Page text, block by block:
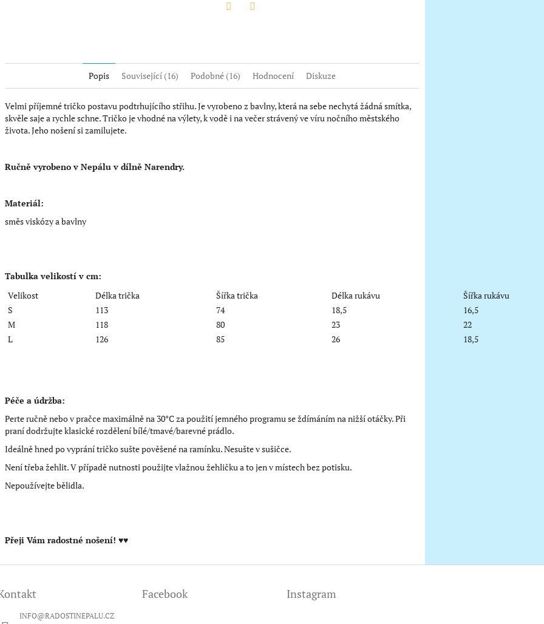
Popis Související (16) Podobné (16) Hodnocení Diskuze
Velmi příjemné tričko postavu podtrhujícího střihu. Je vyrobeno z bavlny, která na sebe nechytá žádná smítka,
skvěle saje a rychle schne. Tričko je vhodné na výlety, k vodě i na večer strávený ve víru nočního městského
života. Jeho nošení si zamilujete.
Ručně vyrobeno v Nepálu v dílně Narendry.
Materiál:
směs viskózy a bavlny
Tabulka velikostí v cm:
Velikost
Délka trička Šířka trička Délka rukávu
Šířka rukávu
S
113 74 18,5
16,5
M
118 80 23
22
L
126 85 26 18,5
Péče a údržba:
Perte ručně nebo v pračce maximálně na 30°C za použití jemného programu se ždímáním na nižší otáčky. Při
praní dodržujte klasické rozdělení bílé/tmavé/barevné prádlo.
Ideálně hned po vyprání tričko sušte pověšené na ramínku. Nesušte v sušičce.
Není třeba žehlit. V případě nutnosti použijte vlažnou žehličku a to jen v místech bez potisku.
Nepoužívejte bělidla.
Přeji Vám radostné nošení! ♥♥
INFO@RADOSTINEPALU.CZ
Facebook Instagram